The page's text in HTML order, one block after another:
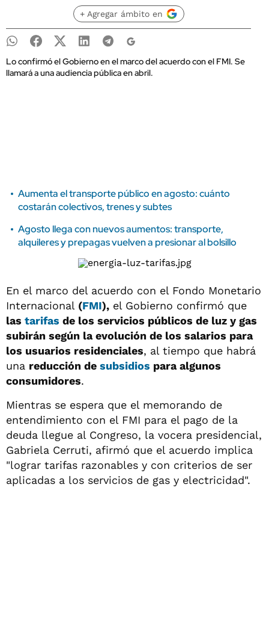
+ Agregar ámbito en
Lo confirmó el Gobierno en el marco del acuerdo con el FMI. Se
llamará a una audiencia pública en abril.
Aumenta el transporte público en agosto: cuánto
costarán colectivos, trenes y subtes
Agosto llega con nuevos aumentos: transporte,
alquileres y prepagas vuelven a presionar al bolsillo
En el marco del acuerdo con el Fondo Monetario
Internacional (FMI), el Gobierno confirmó que
las tarifas de los servicios públicos de luz y gas
subirán según la evolución de los salarios para
los usuarios residenciales, al tiempo que habrá
una reducción de subsidios para algunos
consumidores.
Mientras se espera que el memorando de
entendimiento con el FMI para el pago de la
deuda llegue al Congreso, la vocera presidencial,
Gabriela Cerruti, afirmó que el acuerdo implica
"lograr tarifas razonables y con criterios de ser
aplicadas a los servicios de gas y electricidad".